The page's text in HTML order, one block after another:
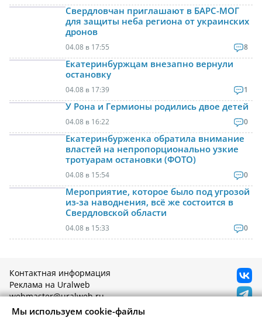
Свердловчан приглашают в БАРС-МОГ
для защиты неба региона от украинских
дронов
04.08 в 17:55 8
Екатеринбуржцам внезапно вернули
остановку
04.08 в 17:39 1
У Рона и Гермионы родились двое детей
04.08 в 16:22 0
Екатеринбурженка обратила внимание
властей на непропорционально узкие
тротуарам остановки (ФОТО)
04.08 в 15:54 0
Мероприятие, которое было под угрозой
из-за наводнения, всё же состоится в
Свердловской области
04.08 в 15:33 0
Контактная информация
Реклама на Uralweb
webmaster@uralweb.ru
Мы используем cookie-файлы